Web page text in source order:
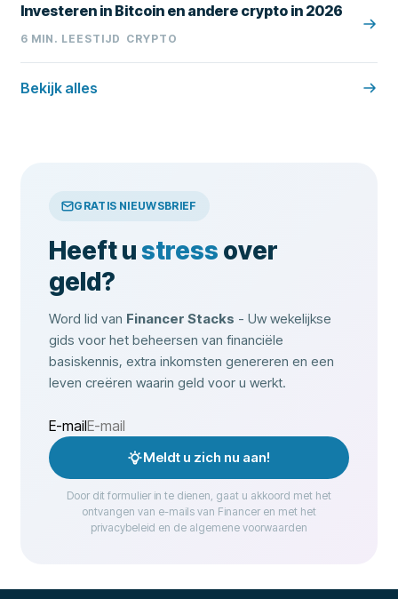
Investeren in Bitcoin en andere crypto in 2026
6 MIN. LEESTIJD CRYPTO
Bekijk alles
GRATIS NIEUWSBRIEF
Heeft ustress over
geld?
Word lid van Financer Stacks - Uw wekelijkse
gids voor het beheersen van financiële
basiskennis, extra inkomsten genereren en een
leven creëren waarin geld voor u werkt.
E-mail
Meldt u zich nu aan!
Door dit formulier in te dienen, gaat u akkoord met het
ontvangen van e-mails van Financer en met het
privacybeleid en de algemene voorwaarden